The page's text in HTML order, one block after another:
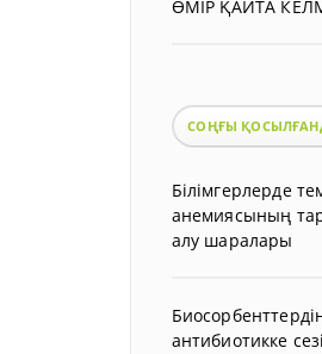
ӨМІР ҚАЙТА
СОҢҒЫ
Білімгерлерде
анемиясының
алу шаралары
антибиотикке